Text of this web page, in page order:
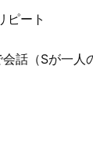
ピート
話（Sが一人